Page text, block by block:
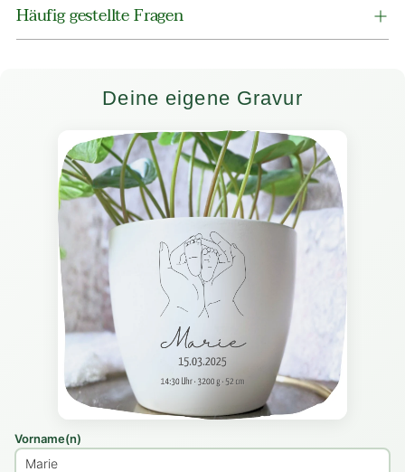
Häufig gestellte Fragen
Deine eigene Gravur
Vorname(n)